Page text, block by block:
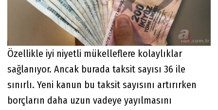
Özellikle iyi niyetli mükelleflere kolaylıklar
sağlanıyor. Ancak burada taksit sayısı 36 ile
sınırlı. Yeni kanun bu taksit sayısını artırırken
borçların daha uzun vadeye yayılmasını